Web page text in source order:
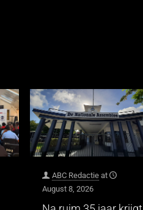
ABC Redactie at
August 8, 2026